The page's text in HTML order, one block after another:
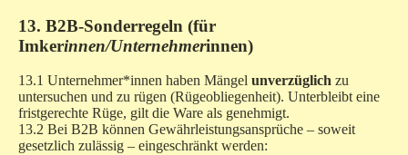
13. B2B-Sonderregeln (für
Imkerinnen/Unternehmerinnen)
13.1 Unternehmer*innen haben Mängel unverzüglich zu
untersuchen und zu rügen (Rügeobliegenheit). Unterbleibt eine
fristgerechte Rüge, gilt die Ware als genehmigt.
13.2 Bei B2B können Gewährleistungsansprüche – soweit
gesetzlich zulässig – eingeschränkt werden: